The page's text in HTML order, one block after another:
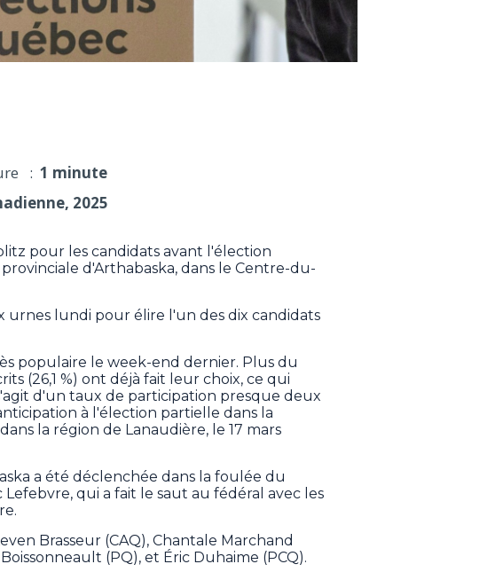
: 1 minute
2025
pour les candidats avant l'élection
d'Arthabaska, dans le Centre-du-
urnes lundi pour élire l'un des dix candidats
populaire le week-end dernier. Plus du
(26,1 %) ont déjà fait leur choix, ce qui
d'un taux de participation presque deux
à l'élection partielle dans la
la région de Lanaudière, le 17 mars
a été déclenchée dans la foulée du
qui a fait le saut au fédéral avec les
Brasseur (CAQ), Chantale Marchand
(PQ), et Éric Duhaime (PCQ).